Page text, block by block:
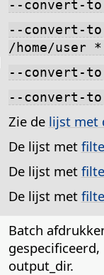
--convert-
--convert-
/home/user
--convert-to
--convert-
Zie de lijst met
De lijst met
De lijst met
De lijst met
Batch
output_dir.